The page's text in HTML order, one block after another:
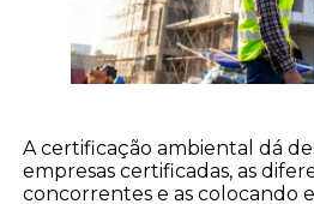
A certificação ambiental dá
empresas certificadas, as
concorrentes e as colocando